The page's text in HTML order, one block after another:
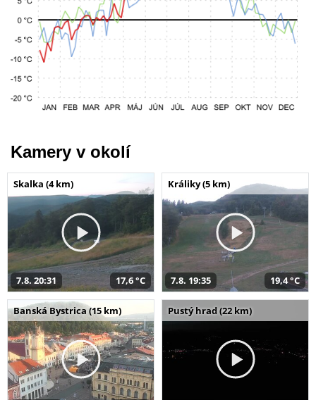
Kamery v okolí
Skalka (4 km)
7.8. 20:31 17,6 °C
Králiky (5 km)
7.8. 19:35 19,4 °C
Banská Bystrica (15 km) Pustý hrad (22 km)